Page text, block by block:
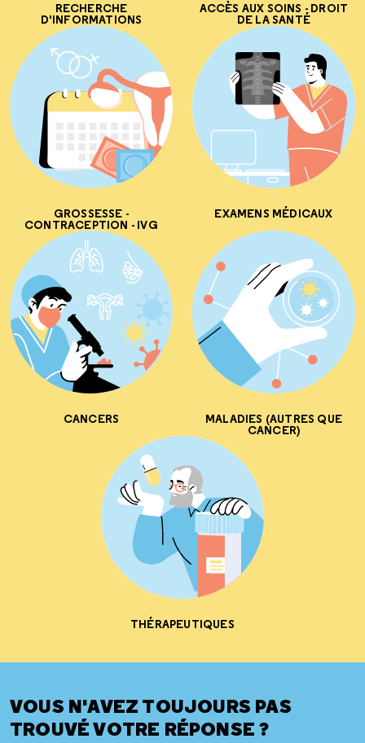
RECHERCHE
D'INFORMATIONS
ACCÈS AUX SOINS - DROIT
DE LA SANTÉ
GROSSESSE -
CONTRACEPTION - IVG
EXAMENS MÉDICAUX
CANCERS MALADIES (AUTRES QUE
CANCER)
THÉRAPEUTIQUES
VOUS N'AVEZ TOUJOURS PAS
TROUVÉ VOTRE RÉPONSE ?